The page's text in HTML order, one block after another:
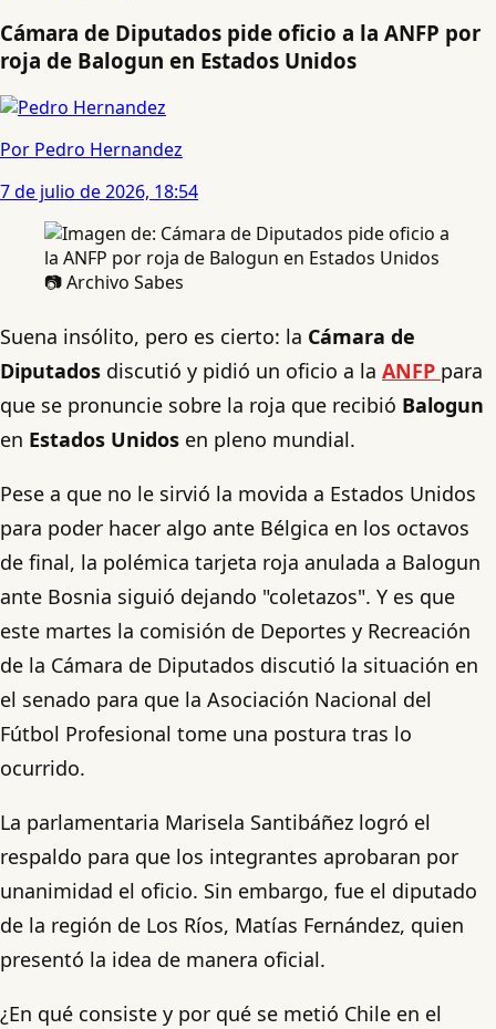
Cámara de Diputados pide oficio a la ANFP por
roja de Balogun en Estados Unidos
Por Pedro Hernandez
7 de julio de 2026, 18:54
📷 Archivo Sabes
Suena insólito, pero es cierto: la Cámara de
Diputados discutió y pidió un oficio a la ANFP para
que se pronuncie sobre la roja que recibió Balogun
en Estados Unidos en pleno mundial.
Pese a que no le sirvió la movida a Estados Unidos
para poder hacer algo ante Bélgica en los octavos
de final, la polémica tarjeta roja anulada a Balogun
ante Bosnia siguió dejando "coletazos". Y es que
este martes la comisión de Deportes y Recreación
de la Cámara de Diputados discutió la situación en
el senado para que la Asociación Nacional del
Fútbol Profesional tome una postura tras lo
ocurrido.
La parlamentaria Marisela Santibáñez logró el
respaldo para que los integrantes aprobaran por
unanimidad el oficio. Sin embargo, fue el diputado
de la región de Los Ríos, Matías Fernández, quien
presentó la idea de manera oficial.
¿En qué consiste y por qué se metió Chile en el